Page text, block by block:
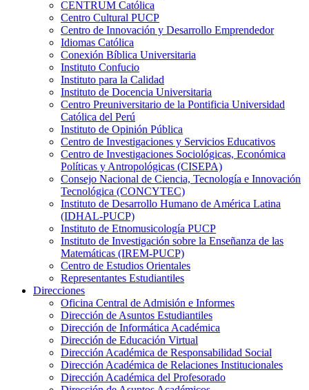
CENTRUM Católica
Centro Cultural PUCP
Centro de Innovación y Desarrollo Emprendedor
Idiomas Católica
Conexión Bíblica Universitaria
Instituto Confucio
Instituto para la Calidad
Instituto de Docencia Universitaria
Centro Preuniversitario de la Pontificia Universidad
Católica del Perú
Instituto de Opinión Pública
Centro de Investigaciones y Servicios Educativos
Centro de Investigaciones Sociológicas, Económica
Políticas y Antropológicas (CISEPA)
Consejo Nacional de Ciencia, Tecnología e Innovación
Tecnológica (CONCYTEC)
Instituto de Desarrollo Humano de América Latina
(IDHAL-PUCP)
Instituto de Etnomusicología PUCP
Instituto de Investigación sobre la Enseñanza de las
Matemáticas (IREM-PUCP)
Centro de Estudios Orientales
Representantes Estudiantiles
Direcciones
Oficina Central de Admisión e Informes
Dirección de Asuntos Estudiantiles
Dirección de Informática Académica
Dirección de Educación Virtual
Dirección Académica de Responsabilidad Social
Dirección Académica de Relaciones Institucionales
Dirección Académica del Profesorado